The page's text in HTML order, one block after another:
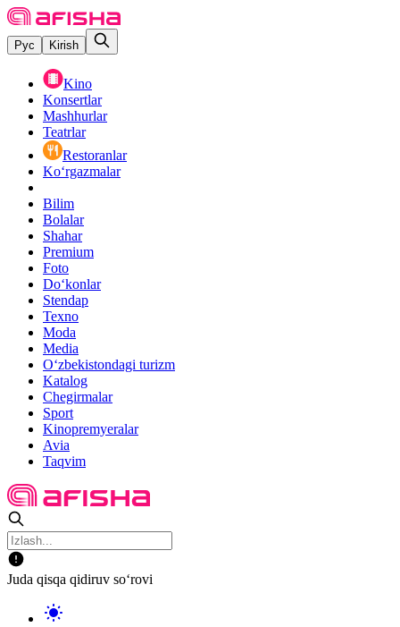
Рус Kirish
Kino
Konsertlar
Mashhurlar
Teatrlar
Restoranlar
Ko‘rgazmalar
Bilim
Bolalar
Shahar
Premium
Foto
Do‘konlar
Stendap
Texno
Moda
Media
O‘zbekistondagi turizm
Katalog
Chegirmalar
Sport
Kinopremyeralar
Avia
Taqvim
Juda qisqa qidiruv so‘rovi